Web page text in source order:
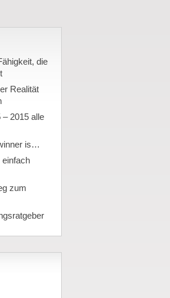
die
Realität
2015 alle
is…
einfach
zum